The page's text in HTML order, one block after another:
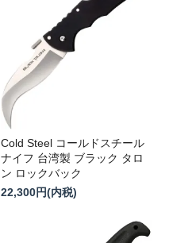
Cold Steel コールドスチール
ナイフ 台湾製 ブラック タロ
ン ロックバック
22,300円(内税)